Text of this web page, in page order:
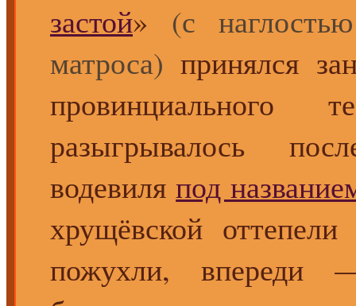
застой» (с
матроса) принялся
разыгрывалось
водевиляпод
хрущёвской
пожухли, впереди